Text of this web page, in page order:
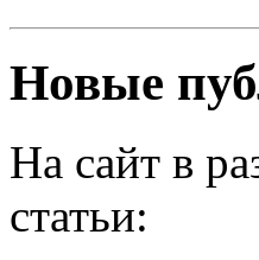
Новые
На сайт в
статьи: